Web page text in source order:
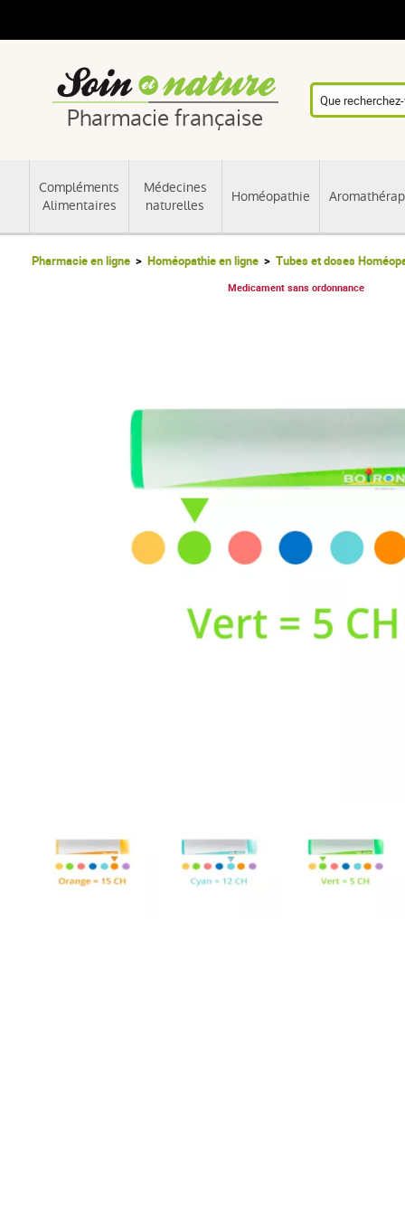
Pharmacie française
Compléments
Alimentaires
Médecines
naturelles
Homéopathie
Pharmacie en ligne Homéopathie en ligne Tubes et doses
Medicament sans ordonnance